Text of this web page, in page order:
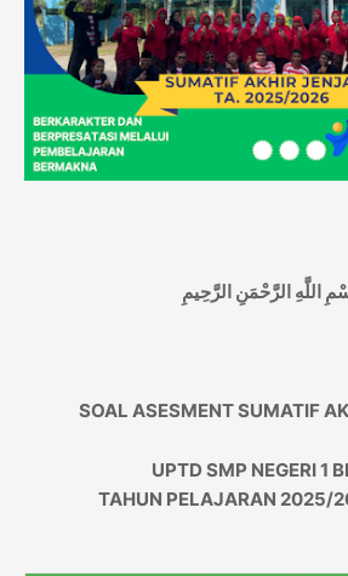
SOAL ASESMENT SUMATIF
UPTD SMP NEGERI 1
TAHUN PELAJARAN 2025/